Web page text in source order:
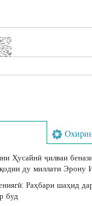
Ҳусайнӣ ҷилваи
ду миллати Эрону
Раҳбари шаҳид
буд